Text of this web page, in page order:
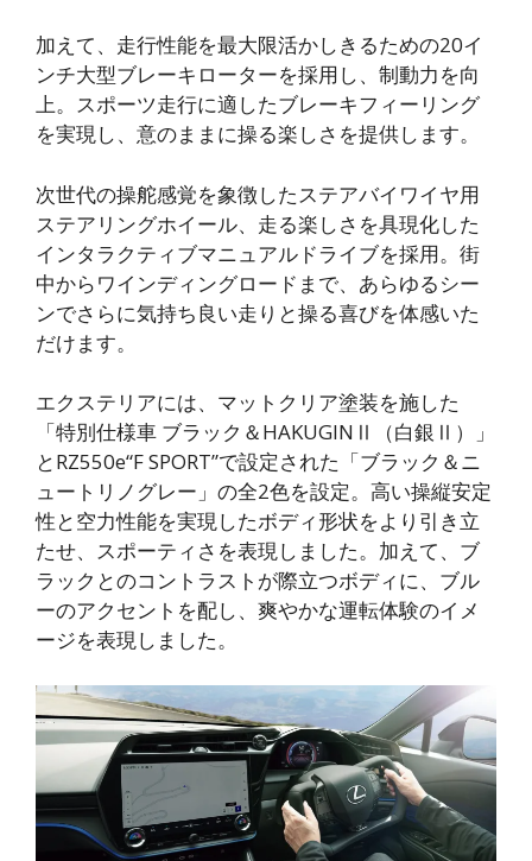
加えて、走行性能を最大限活かしきるための20イ
ンチ大型ブレーキローターを採用し、制動力を向
上。スポーツ走行に適したブレーキフィーリング
を実現し、意のままに操る楽しさを提供します。
次世代の操舵感覚を象徴したステアバイワイヤ用
ステアリングホイール、走る楽しさを具現化した
インタラクティブマニュアルドライブを採用。街
中からワインディングロードまで、あらゆるシー
ンでさらに気持ち良い走りと操る喜びを体感いた
だけます。
エクステリアには、マットクリア塗装を施した
「特別仕様車 ブラック＆HAKUGINⅡ（白銀Ⅱ）」
とRZ550e“F SPORT”で設定された「ブラック＆ニ
ュートリノグレー」の全2色を設定。高い操縦安定
性と空力性能を実現したボディ形状をより引き立
たせ、スポーティさを表現しました。加えて、ブ
ラックとのコントラストが際立つボディに、ブル
ーのアクセントを配し、爽やかな運転体験のイメ
ージを表現しました。